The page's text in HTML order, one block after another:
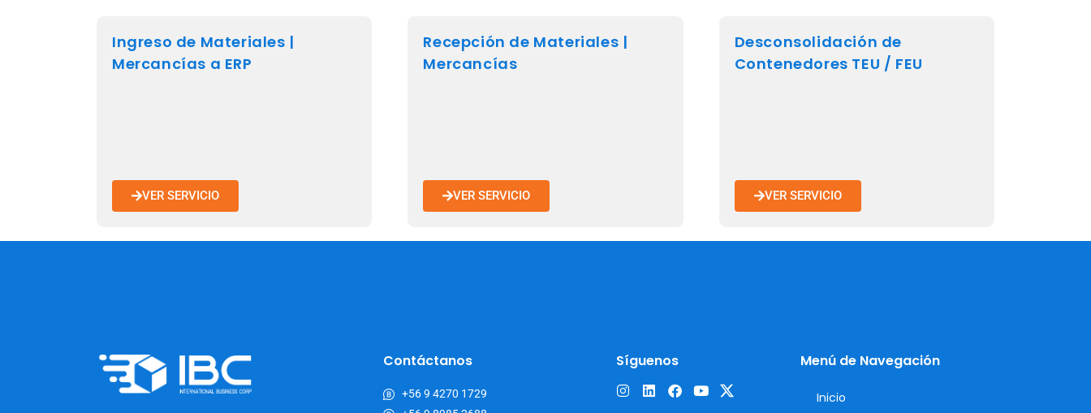
Ingreso de Materiales |
Mercancías a ERP
VER SERVICIO
Recepción de Materiales |
Mercancías
VER SERVICIO
Desconsolidación de
Contenedores TEU / FEU
VER SERVICIO
Contáctanos
+56 9 4270 1729
Síguenos Menú de Navegación
Inicio